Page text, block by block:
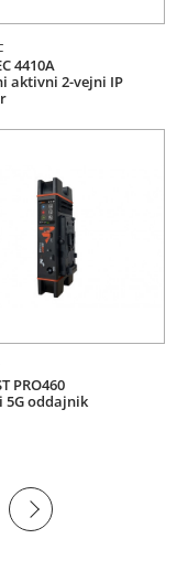
4410A
aktivni 2-vejni IP
PRO460
5G oddajnik